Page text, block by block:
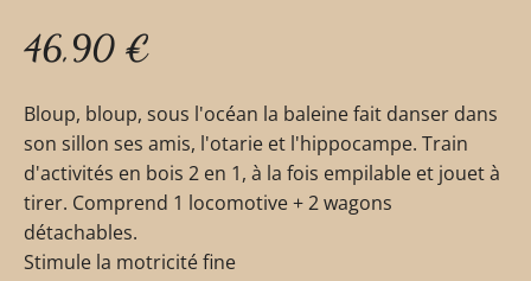
46,90 €
Bloup, bloup, sous l'océan la baleine fait danser dans
son sillon ses amis, l'otarie et l'hippocampe. Train
d'activités en bois 2 en 1, à la fois empilable et jouet à
tirer. Comprend 1 locomotive + 2 wagons
détachables.
Stimule la motricité fine